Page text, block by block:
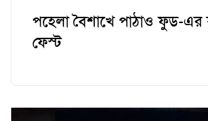
পহেলা বৈশাখে পাঠাও ফুড-এর
ফেস্ট